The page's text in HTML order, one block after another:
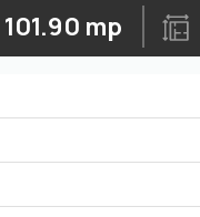
101.90 mp